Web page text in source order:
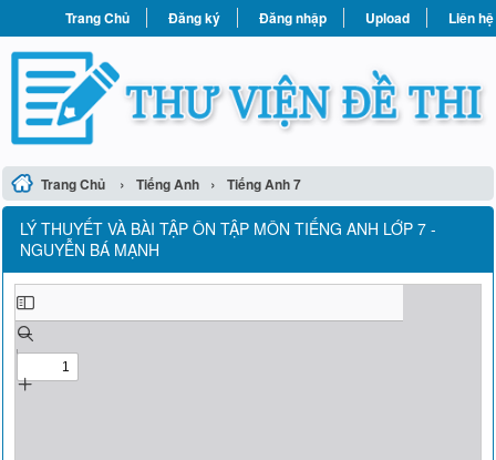
Trang Chủ Đăng ký Đăng nhập Upload Liên hệ
Trang Chủ › Tiếng Anh › Tiếng Anh 7
LÝ THUYẾT VÀ BÀI TẬP ÔN TẬP MÔN TIẾNG ANH LỚP 7 -
NGUYỄN BÁ MẠNH